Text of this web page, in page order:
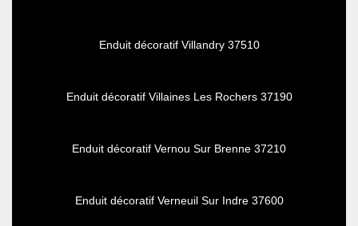
Enduit décoratif Villandry 37510
Enduit décoratif Villaines Les Rochers 37190
Enduit décoratif Vernou Sur Brenne 37210
Enduit décoratif Verneuil Sur Indre 37600